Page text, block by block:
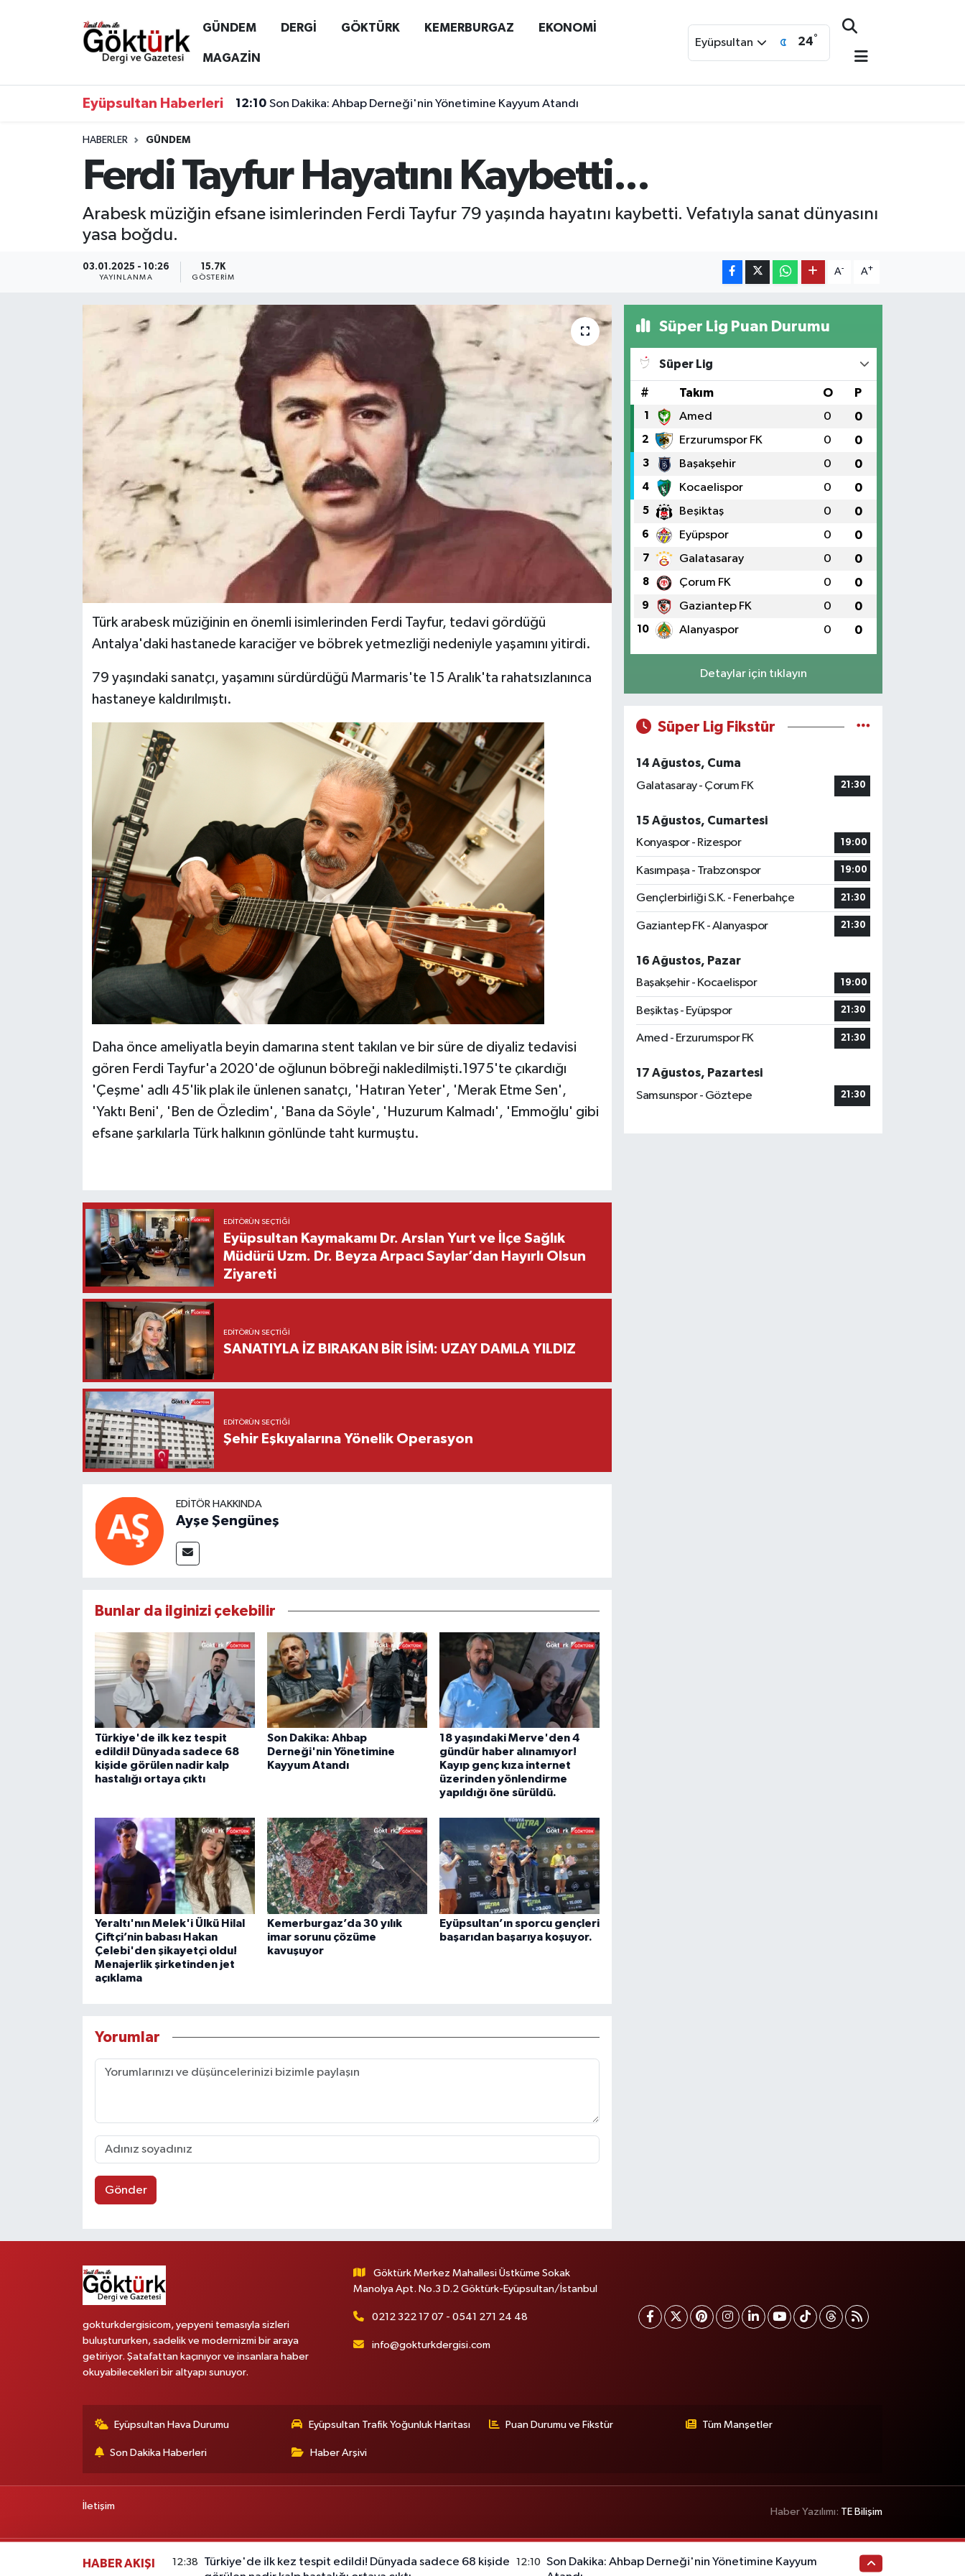
GÜNDEM DERGİ GÖKTÜRK KEMERBURGAZ EKONOMİ
MAGAZİN
Eyüpsultan 24°
Eyüpsultan Haberleri 12:10 Son Dakika: Ahbap Derneği'nin Yönetimine Kayyum Atandı
HABERLER GÜNDEM
Ferdi Tayfur Hayatını Kaybetti...
Arabesk müziğin efsane isimlerinden Ferdi Tayfur 79 yaşında hayatını kaybetti. Vefatıyla sanat dünyasını
yasa boğdu.
03.01.2025 - 10:26
YAYINLANMA
15.7K
GÖSTERIM
A- A+
Türk arabesk müziğinin en önemli isimlerinden Ferdi Tayfur, tedavi gördüğü
Antalya'daki hastanede karaciğer ve böbrek yetmezliği nedeniyle yaşamını yitirdi.
79 yaşındaki sanatçı, yaşamını sürdürdüğü Marmaris'te 15 Aralık'ta rahatsızlanınca
hastaneye kaldırılmıştı.
Daha önce ameliyatla beyin damarına stent takılan ve bir süre de diyaliz tedavisi
gören Ferdi Tayfur'a 2020'de oğlunun böbreği nakledilmişti.1975'te çıkardığı
'Çeşme' adlı 45'lik plak ile ünlenen sanatçı, 'Hatıran Yeter', 'Merak Etme Sen',
'Yaktı Beni', 'Ben de Özledim', 'Bana da Söyle', 'Huzurum Kalmadı', 'Emmoğlu' gibi
efsane şarkılarla Türk halkının gönlünde taht kurmuştu.
EDITÖRÜN SEÇTIĞI
Eyüpsultan Kaymakamı Dr. Arslan Yurt ve İlçe Sağlık
Müdürü Uzm. Dr. Beyza Arpacı Saylar’dan Hayırlı Olsun
Ziyareti
EDITÖRÜN SEÇTIĞI
SANATIYLA İZ BIRAKAN BİR İSİM: UZAY DAMLA YILDIZ
EDITÖRÜN SEÇTIĞI
Şehir Eşkıyalarına Yönelik Operasyon
EDITÖR HAKKINDA
Ayşe Şengüneş
Bunlar da ilginizi çekebilir
Türkiye'de ilk kez tespit
edildi! Dünyada sadece 68
kişide görülen nadir kalp
hastalığı ortaya çıktı
Son Dakika: Ahbap
Derneği'nin Yönetimine
Kayyum Atandı
18 yaşındaki Merve'den 4
gündür haber alınamıyor!
Kayıp genç kıza internet
üzerinden yönlendirme
yapıldığı öne sürüldü.
Yeraltı'nın Melek'i Ülkü Hilal
Çiftçi’nin babası Hakan
Çelebi'den şikayetçi oldu!
Menajerlik şirketinden jet
açıklama
Kemerburgaz’da 30 yılık
imar sorunu çözüme
kavuşuyor
Eyüpsultan’ın sporcu gençleri
başarıdan başarıya koşuyor.
Yorumlar
Gönder
Süper Lig Puan Durumu
Süper Lig
# Takım O P
1 Amed 0 0
2 Erzurumspor FK 0 0
3 Başakşehir 0 0
4 Kocaelispor 0 0
5 Beşiktaş 0 0
6 Eyüpspor 0 0
7 Galatasaray 0 0
8 Çorum FK 0 0
9 Gaziantep FK 0 0
10 Alanyaspor 0 0
Detaylar için tıklayın
Süper Lig Fikstür
14 Ağustos, Cuma
Galatasaray - Çorum FK
21:30
15 Ağustos, Cumartesi
Konyaspor - Rizespor
19:00
Kasımpaşa - Trabzonspor 19:00
Gençlerbirliği S.K. - Fenerbahçe 21:30
Gaziantep FK - Alanyaspor 21:30
16 Ağustos, Pazar
Başakşehir - Kocaelispor
19:00
Beşiktaş - Eyüpspor 21:30
Amed - Erzurumspor FK 21:30
17 Ağustos, Pazartesi
Samsunspor - Göztepe
21:30
gokturkdergisicom, yepyeni temasıyla sizleri
buluştururken, sadelik ve modernizmi bir araya
getiriyor. Şatafattan kaçınıyor ve insanlara haber
okuyabilecekleri bir altyapı sunuyor.
Göktürk Merkez Mahallesi Üstküme Sokak
Manolya Apt. No.3 D.2 Göktürk-Eyüpsultan/İstanbul
0212 322 17 07 - 0541 271 24 48
info@gokturkdergisi.com
Eyüpsultan Hava Durumu Eyüpsultan Trafik Yoğunluk Haritası Puan Durumu ve Fikstür Tüm Manşetler
Son Dakika Haberleri Haber Arşivi
İletişim
Haber Yazılımı: TE Bilişim
HABER AKIŞI 12:38
Türkiye'de ilk kez tespit edildi! Dünyada sadece 68 kişide
12:10
Son Dakika: Ahbap Derneği'nin Yönetimine Kayyum
Anne Çocuk
EKONOMİ
GÖKTÜRK
MAGAZİN
ÖZEL HABER
TİCARET
Eyüpsultan Hava Durumu
Tüm Manşetler
Haber Arşivi